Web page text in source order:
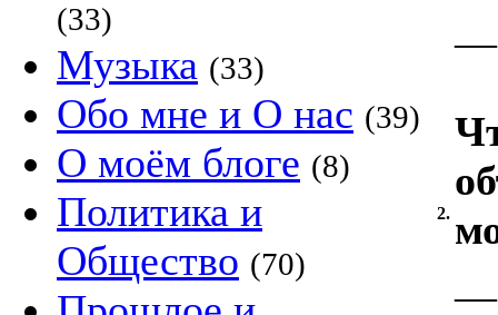
(33)
Музыка (33)
Обо мне и О нас (39)
О моём блоге (8)
Политика и
Общество (70)
—
2.
—